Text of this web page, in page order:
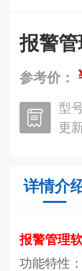
报警
参考价：
型
更
详情介
报警管理
功能特性 ：